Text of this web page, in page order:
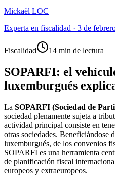
Mickaël LOC
Experta en fiscalidad · 3 de
Fiscalidad 14 min de lectura
SOPARFI: el
luxemburgués
La SOPARFI (Sociedad de
sociedad plenamente sujeta a
actividad principal consiste en
otras sociedades. Beneficiándose
luxemburgués, de los convenios
SOPARFI es una herramienta
de planificación fiscal
europeos y extraeuropeos.